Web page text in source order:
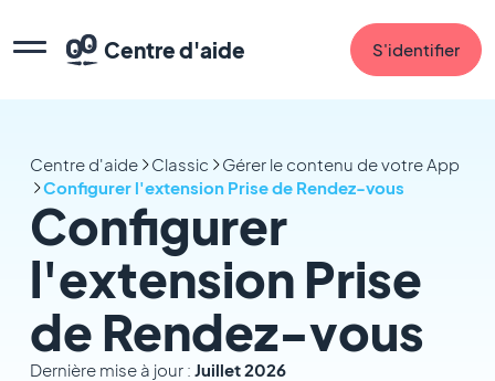
Centre d'aide S'identifier
Centre d'aide Classic
Gérer le contenu de votre App
Configurer l'extension Prise de Rendez-vous
Configurer
l'extension Prise
de Rendez-vous
Dernière mise à jour : Juillet 2026